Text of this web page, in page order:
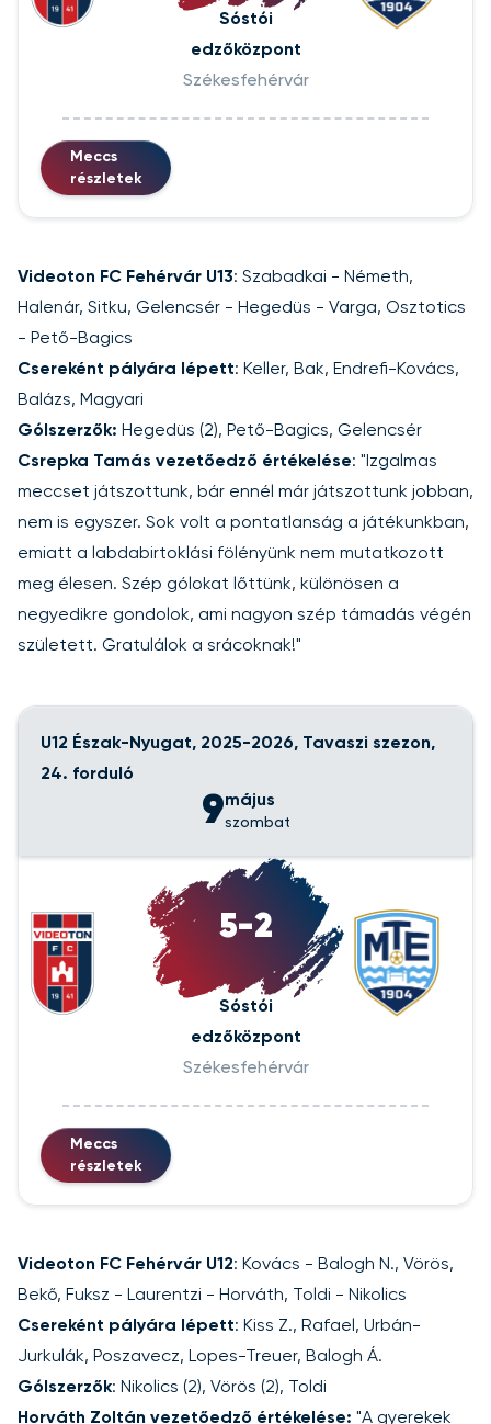
Sóstói
edzőközpont
Székesfehérvár
Meccs
részletek
Videoton FC Fehérvár U13: Szabadkai - Németh,
Halenár, Sitku, Gelencsér - Hegedüs - Varga, Osztotics
- Pető-Bagics
Csereként pályára lépett: Keller, Bak, Endrefi-Kovács,
Balázs, Magyari
Gólszerzők: Hegedüs (2), Pető-Bagics, Gelencsér
Csrepka Tamás vezetőedző értékelése: "Izgalmas
meccset játszottunk, bár ennél már játszottunk jobban,
nem is egyszer. Sok volt a pontatlanság a játékunkban,
emiatt a labdabirtoklási fölényünk nem mutatkozott
meg élesen. Szép gólokat lőttünk, különösen a
negyedikre gondolok, ami nagyon szép támadás végén
született. Gratulálok a srácoknak!"
U12 Észak-Nyugat, 2025-2026, Tavaszi szezon,
24. forduló
9május
szombat
5-2
Sóstói
edzőközpont
Székesfehérvár
Meccs
részletek
Videoton FC Fehérvár U12: Kovács - Balogh N., Vörös,
Bekő, Fuksz - Laurentzi - Horváth, Toldi - Nikolics
Csereként pályára lépett: Kiss Z., Rafael, Urbán-
Jurkulák, Poszavecz, Lopes-Treuer, Balogh Á.
Gólszerzők: Nikolics (2), Vörös (2), Toldi
Horváth Zoltán vezetőedző értékelése: "A gyerekek